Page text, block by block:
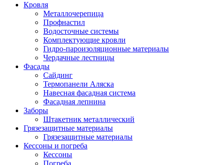
Кровля
Металлочерепица
Профнастил
Водосточные системы
Комплектующие кровли
Гидро-пароизоляционные материалы
Чердачные лестницы
Фасады
Сайдинг
Термопанели Аляска
Навесная фасадная система
Фасадная лепнина
Заборы
Штакетник металлический
Грязезащитные материалы
Грязезащитные материалы
Кессоны и погреба
Кессоны
Погреба